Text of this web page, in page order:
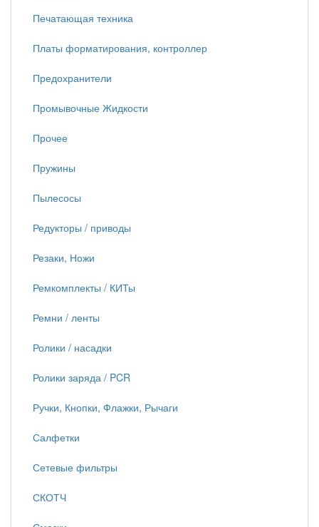
Печатающая техника
Платы форматирования, контроллер
Предохранители
Промывочные Жидкости
Прочее
Пружины
Пылесосы
Редукторы / приводы
Резаки, Ножи
Ремкомплекты / КИТы
Ремни / ленты
Ролики / насадки
Ролики заряда / PCR
Ручки, Кнопки, Флажки, Рычаги
Салфетки
Сетевые фильтры
СКОТЧ